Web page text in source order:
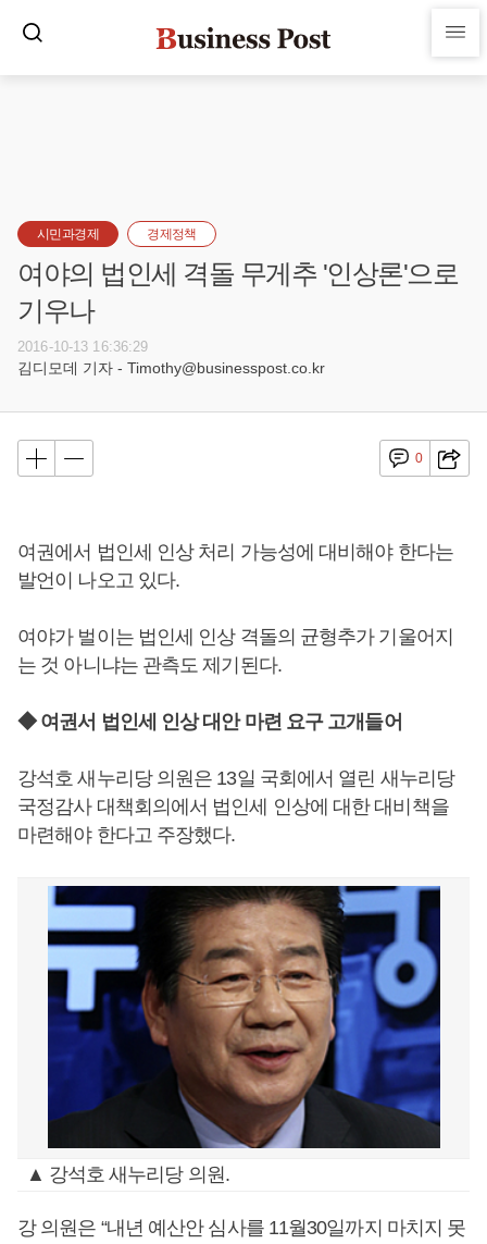
시민과경제 경제정책
여야의 법인세 격돌 무게추 '인상론'으로
기우나
2016-10-13 16:36:29
김디모데 기자 - Timothy@businesspost.co.kr
0
여권에서 법인세 인상 처리 가능성에 대비해야 한다는
발언이 나오고 있다.
여야가 벌이는 법인세 인상 격돌의 균형추가 기울어지
는 것 아니냐는 관측도 제기된다.
◆ 여권서 법인세 인상 대안 마련 요구 고개들어
강석호 새누리당 의원은 13일 국회에서 열린 새누리당
국정감사 대책회의에서 법인세 인상에 대한 대비책을
마련해야 한다고 주장했다.
▲ 강석호 새누리당 의원.
강 의원은 “내년 예산안 심사를 11월30일까지 마치지 못